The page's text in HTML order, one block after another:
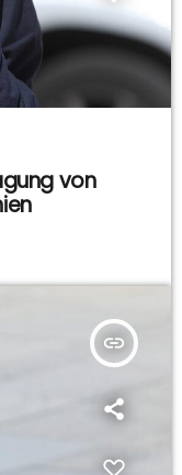
von
insert_link